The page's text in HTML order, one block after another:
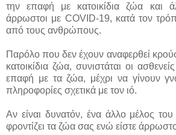
την επαφή με κατοικίδια ζώα και
άρρωστοι με COVID-19, κατά τον
από τους ανθρώπους.
Παρόλο που δεν έχουν αναφερθεί
κατοικίδια ζώα, συνιστάται οι
επαφή με τα ζώα, μέχρι να γίνουν
πληροφορίες σχετικά με τον ιό.
Αν είναι δυνατόν, ένα άλλο μέλος
φροντίζει τα ζώα σας ενώ είστε